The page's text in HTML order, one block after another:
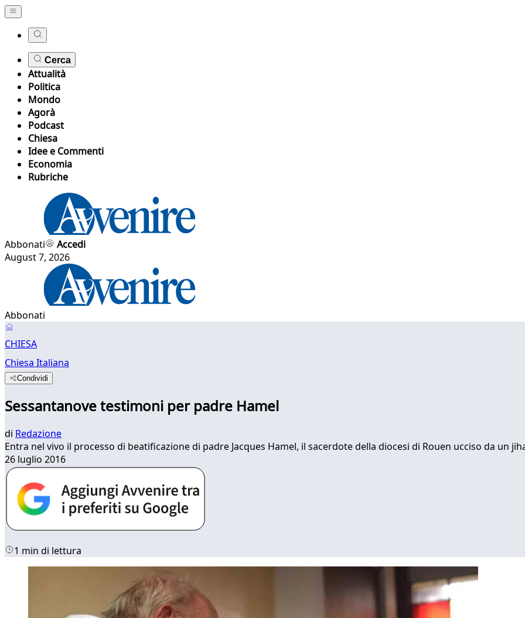
Cerca
Attualità
Politica
Mondo
Agorà
Podcast
Chiesa
Idee e Commenti
Economia
Rubriche
Abbonati
Accedi
August 7, 2026
Abbonati
CHIESA
Chiesa Italiana
Condividi
Sessantanove testimoni per padre Hamel
di Redazione
Entra nel vivo il processo di beatificazione di padre Jacques Hamel, il sacerdote della diocesi di Rouen ucciso da un
26 luglio 2016
1 min di lettura